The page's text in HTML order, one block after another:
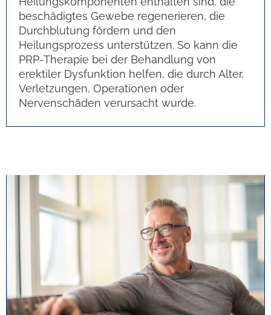
beschädigtes Gewebe regenerieren, die
Durchblutung fördern und den
Heilungsprozess unterstützen. So kann die
PRP-Therapie bei der Behandlung von
erektiler Dysfunktion helfen, die durch Alter,
Verletzungen, Operationen oder
Nervenschäden verursacht wurde.